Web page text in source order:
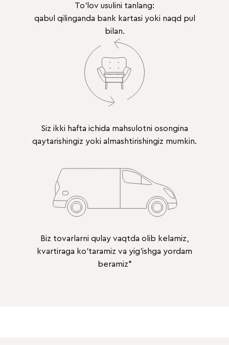
To'lov usulini tanlang:
qabul qilinganda bank kartasi yoki naqd pul
bilan.
Siz ikki hafta ichida mahsulotni osongina
qaytarishingiz yoki almashtirishingiz mumkin.
Biz tovarlarni qulay vaqtda olib kelamiz,
kvartiraga ko'taramiz va yig'ishga yordam
beramiz*